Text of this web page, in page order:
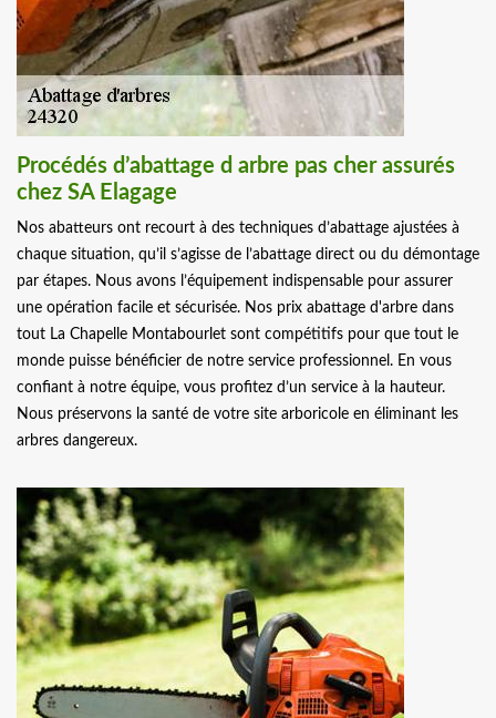
Procédés d’abattage d arbre pas cher assurés
chez SA Elagage
Nos abatteurs ont recourt à des techniques d’abattage ajustées à
chaque situation, qu’il s’agisse de l’abattage direct ou du démontage
par étapes. Nous avons l’équipement indispensable pour assurer
une opération facile et sécurisée. Nos prix abattage d'arbre dans
tout La Chapelle Montabourlet sont compétitifs pour que tout le
monde puisse bénéficier de notre service professionnel. En vous
confiant à notre équipe, vous profitez d’un service à la hauteur.
Nous préservons la santé de votre site arboricole en éliminant les
arbres dangereux.